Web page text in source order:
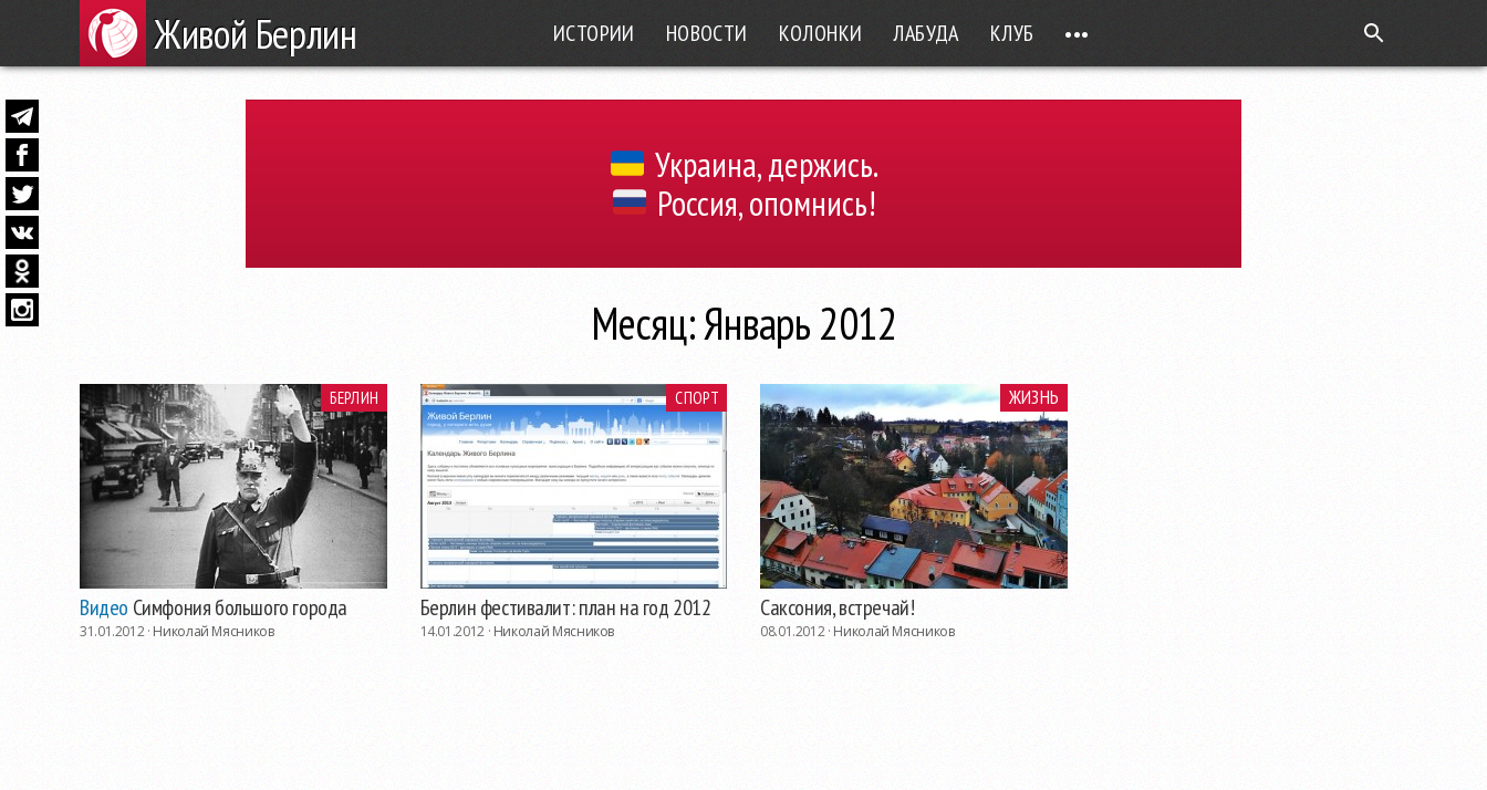
Живой Берлин ИСТОРИИ НОВОСТИ КОЛОНКИ ЛАБУДА КЛУБ •••
Украина, держись.
Россия, опомнись!
Месяц: Январь 2012
БЕРЛИН
Видео Симфония большого города
31.01.2012 ·Николай Мясников
СПОРТ
Берлин фестивалит: план на год 2012
14.01.2012 ·Николай Мясников
ЖИЗНЬ
Саксония, встречай!
08.01.2012 ·Николай Мясников